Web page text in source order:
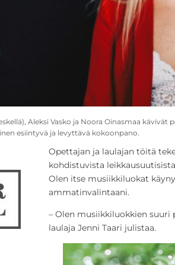
Aleksi Vasko ja Noora Oinasmaa
esiintyvä ja levyttävä kokoonpano.
Opettajan ja laulajan töitä
kohdistuvista
Olen itse musiikkiluokat
ammatinvalintaani.
– Olen musiikkiluokkien suuri
laulaja Jenni Taari julistaa.